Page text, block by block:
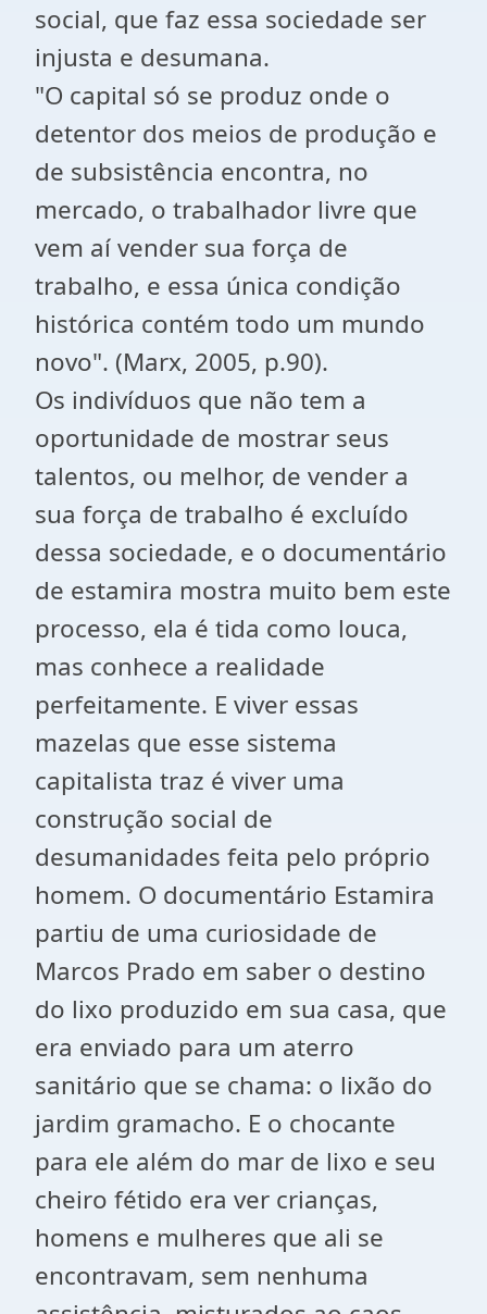
social, que faz essa sociedade ser
injusta e desumana.
"O capital só se produz onde o
detentor dos meios de produção e
de subsistência encontra, no
mercado, o trabalhador livre que
vem aí vender sua força de
trabalho, e essa única condição
histórica contém todo um mundo
novo". (Marx, 2005, p.90).
Os indivíduos que não tem a
oportunidade de mostrar seus
talentos, ou melhor, de vender a
sua força de trabalho é excluído
dessa sociedade, e o documentário
de estamira mostra muito bem este
processo, ela é tida como louca,
mas conhece a realidade
perfeitamente. E viver essas
mazelas que esse sistema
capitalista traz é viver uma
construção social de
desumanidades feita pelo próprio
homem. O documentário Estamira
partiu de uma curiosidade de
Marcos Prado em saber o destino
do lixo produzido em sua casa, que
era enviado para um aterro
sanitário que se chama: o lixão do
jardim gramacho. E o chocante
para ele além do mar de lixo e seu
cheiro fétido era ver crianças,
homens e mulheres que ali se
encontravam, sem nenhuma